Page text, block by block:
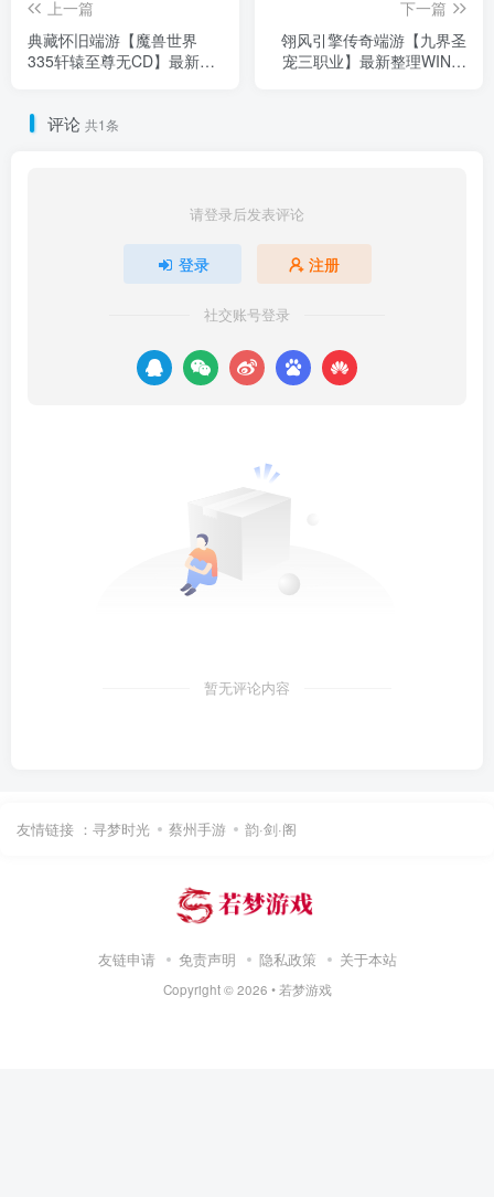
上一篇
典藏怀旧端游【魔兽世界
335轩辕至尊无CD】最新整
器+网页注册+GM指令教程
下一篇
翎风引擎传奇端游【九界圣
宠三职业】最新整理WIN系
评论 共1条
请登录后发表评论
登录 注册
社交账号登录
暂无评论内容
友情链接 ： 寻梦时光 蔡州手游 韵·剑·阁
友链申请 免责声明 隐私政策 关于本站
Copyright ©2026 • 若梦游戏